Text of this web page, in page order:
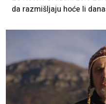
da razmišljaju hoće li